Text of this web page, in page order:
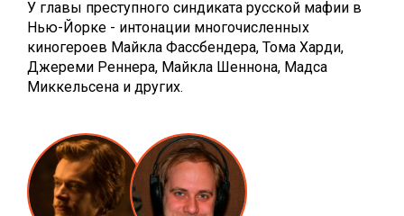
У главы преступного синдиката русской мафии в
Нью-Йорке - интонации многочисленных
киногероев Майкла Фассбендера, Тома Харди,
Джереми Реннера, Майкла Шеннона, Мадса
Миккельсена и других.